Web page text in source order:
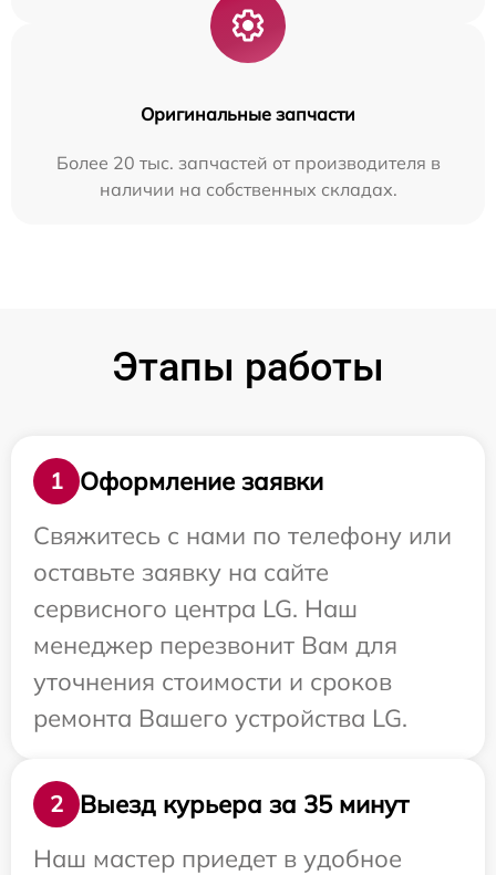
Оригинальные запчасти
Более 20 тыс. запчастей от производителя в
наличии на собственных складах.
Этапы работы
1
Оформление заявки
Свяжитесь с нами по телефону или
оставьте заявку на сайте
сервисного центра LG. Наш
менеджер перезвонит Вам для
уточнения стоимости и сроков
ремонта Вашего устройства LG.
2
Выезд курьера за 35 минут
Наш мастер приедет в удобное